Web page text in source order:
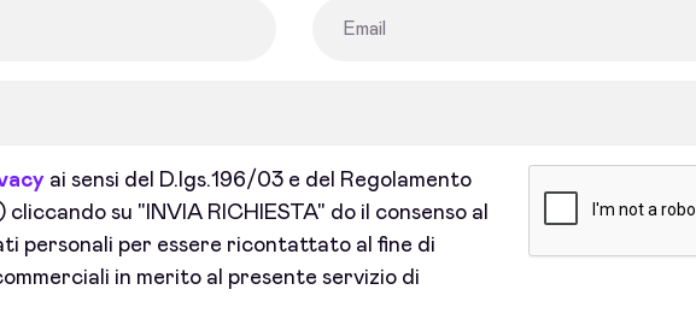
ai sensi del D.lgs.196/03 e del Regolamento
su "INVIA RICHIESTA" do il consenso al
personali per essere ricontattato al fine di
in merito al presente servizio di